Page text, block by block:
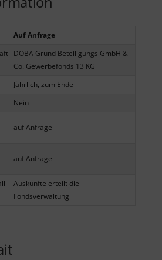
Auf Anfrage
DOBA Grund Beteiligungs GmbH &
Co. Gewerbefonds 13 KG
Jährlich, zum Ende
Nein
auf Anfrage
auf Anfrage
Auskünfte erteilt die
Fondsverwaltung